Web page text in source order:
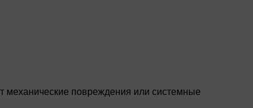
повреждения или системные